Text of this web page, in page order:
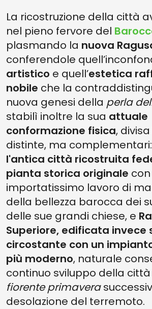
La ricostruzione della città
nel pieno fervore del
plasmando la nuova
conferendole
artistico e quell’estetica
nobile che la
nuova genesi della perla
stabilì inoltre la sua attuale
conformazione fisica,
distinte, ma complementari:
l'antica città ricostruita
pianta storica originale
importatissimo lavoro di
della bellezza barocca dei
delle sue grandi chiese, e
Superiore, edificata invece
circostante con un
più moderno, naturale
continuo sviluppo della città
fiorente primavera
desolazione del terremoto.